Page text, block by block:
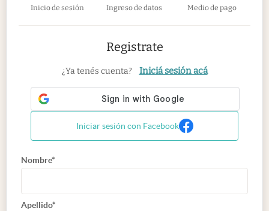
Inicio de sesión Ingreso de datos Medio de pago
Registrate
¿Ya tenés cuenta? Iniciá sesión acá
Iniciar sesión con Facebook
Nombre*
Apellido*